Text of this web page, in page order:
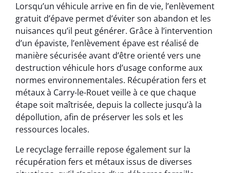
Lorsqu’un véhicule arrive en fin de vie, l’enlèvement
gratuit d’épave permet d’éviter son abandon et les
nuisances qu’il peut générer. Grâce à l’intervention
d’un épaviste, l’enlèvement épave est réalisé de
manière sécurisée avant d’être orienté vers une
destruction véhicule hors d’usage conforme aux
normes environnementales. Récupération fers et
métaux à Carry-le-Rouet veille à ce que chaque
étape soit maîtrisée, depuis la collecte jusqu’à la
dépollution, afin de préserver les sols et les
ressources locales.
Le recyclage ferraille repose également sur la
récupération fers et métaux issus de diverses